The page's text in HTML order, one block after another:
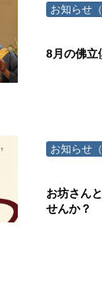
お知らせ
8月の佛立
お知らせ
お坊さん
せんか？